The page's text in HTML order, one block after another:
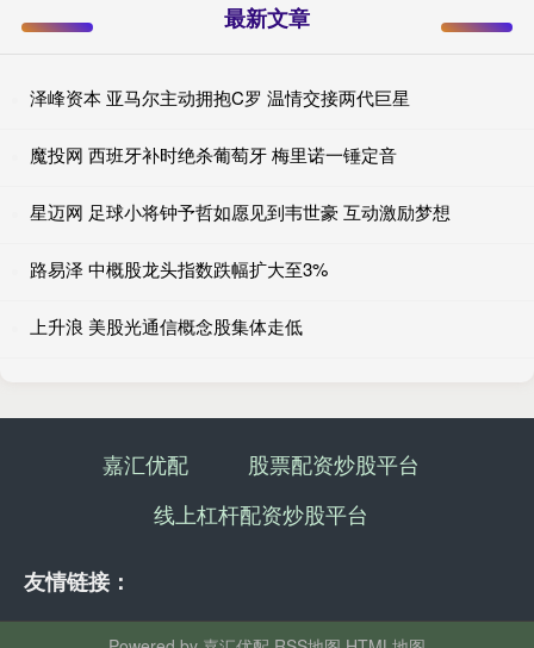
最新文章
泽峰资本 亚马尔主动拥抱C罗 温情交接两代巨星
魔投网 西班牙补时绝杀葡萄牙 梅里诺一锤定音
星迈网 足球小将钟予哲如愿见到韦世豪 互动激励梦想
路易泽 中概股龙头指数跌幅扩大至3%
上升浪 美股光通信概念股集体走低
嘉汇优配
股票配资炒股平台
线上杠杆配资炒股平台
友情链接：